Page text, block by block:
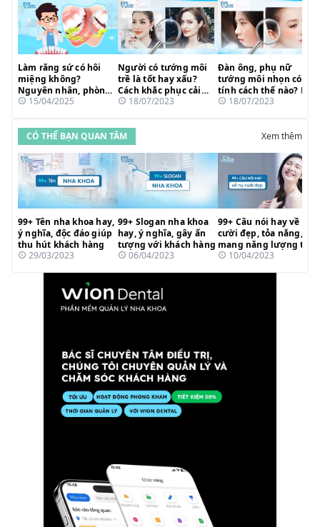
Làm răng sứ có hôi
miệng không?
Nguyên nhân, phòng
ngừa và cách điều trị
15/04/2025
Người có tướng môi
trề là tốt hay xấu?
Cách khắc phục cải
vận đổi mệnh ra sao?
18/07/2023
Đàn ông, phụ nữ
tướng môi nhọn có
tính cách thế nào? Bật
mí cách thay đổi vận
18/07/2023
CÓ THỂ BẠN QUAN TÂM Xem thêm
99+ Tên nha khoa hay,
ý nghĩa, độc đáo giúp
thu hút khách hàng
29/03/2023
99+ Slogan nha khoa
hay, ý nghĩa, gây ấn
tượng với khách hàng
06/04/2023
99+ Câu nói hay về nụ
cười đẹp, tỏa nắng,
mang năng lượng tích
cực10/04/2023